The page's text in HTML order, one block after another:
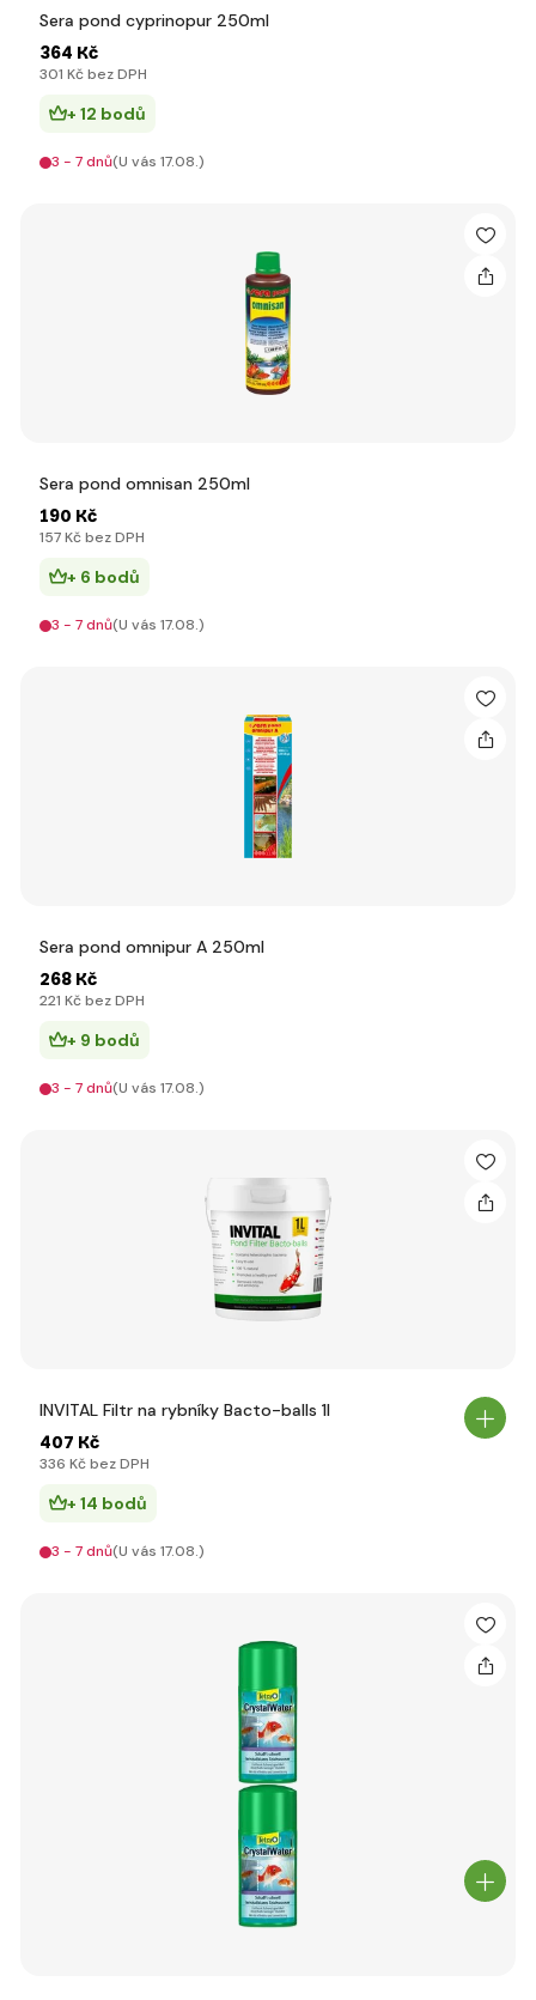
Sera pond cyprinopur 250ml
364 Kč
301 Kč bez DPH
+ 12 bodů
3 - 7 dnů(U vás 17.08.)
Sera pond omnisan 250ml
190 Kč
157 Kč bez DPH
+ 6 bodů
3 - 7 dnů(U vás 17.08.)
Sera pond omnipur A 250ml
268 Kč
221 Kč bez DPH
+ 9 bodů
3 - 7 dnů(U vás 17.08.)
INVITAL Filtr na rybníky Bacto-balls 1l
407 Kč
336 Kč bez DPH
+ 14 bodů
3 - 7 dnů(U vás 17.08.)